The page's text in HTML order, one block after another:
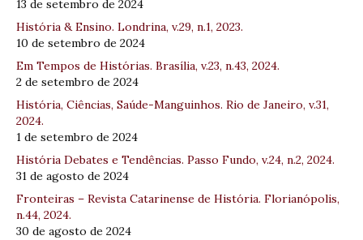
13 de setembro de 2024
História & Ensino. Londrina, v.29, n.1, 2023.
10 de setembro de 2024
Em Tempos de Histórias. Brasília, v.23, n.43, 2024.
2 de setembro de 2024
História, Ciências, Saúde-Manguinhos. Rio de Janeiro, v.31,
2024.
1 de setembro de 2024
História Debates e Tendências. Passo Fundo, v.24, n.2, 2024.
31 de agosto de 2024
Fronteiras – Revista Catarinense de História. Florianópolis,
n.44, 2024.
30 de agosto de 2024